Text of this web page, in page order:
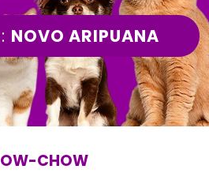
NOVO ARIPUANA
CHOW